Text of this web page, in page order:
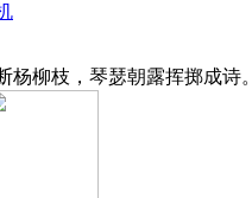
杨柳枝，琴瑟朝露挥掷成诗。